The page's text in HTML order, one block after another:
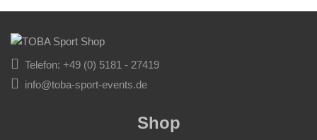
Telefon: +49 (0) 5181 - 27419
info@toba-sport-events.de
Shop